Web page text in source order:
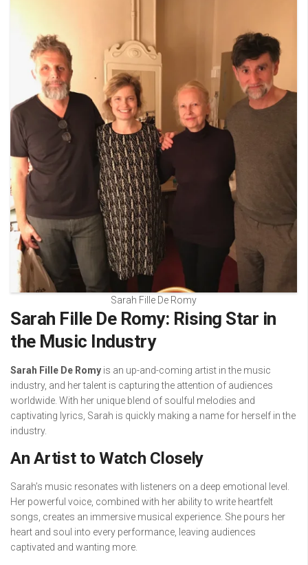
Sarah Fille De Romy
Sarah Fille De Romy: Rising Star in
the Music Industry
Sarah Fille De Romy is an up-and-coming artist in the music
industry, and her talent is capturing the attention of audiences
worldwide. With her unique blend of soulful melodies and
captivating lyrics, Sarah is quickly making a name for herself in the
industry.
An Artist to Watch Closely
Sarah’s music resonates with listeners on a deep emotional level.
Her powerful voice, combined with her ability to write heartfelt
songs, creates an immersive musical experience. She pours her
heart and soul into every performance, leaving audiences
captivated and wanting more.